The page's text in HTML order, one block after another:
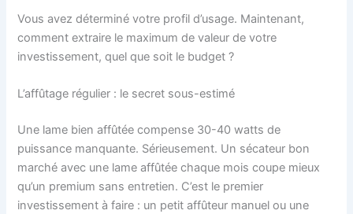
Vous avez déterminé votre profil d’usage. Maintenant,
comment extraire le maximum de valeur de votre
investissement, quel que soit le budget ?
L’affûtage régulier : le secret sous-estimé
Une lame bien affûtée compense 30-40 watts de
puissance manquante. Sérieusement. Un sécateur bon
marché avec une lame affûtée chaque mois coupe mieux
qu’un premium sans entretien. C’est le premier
investissement à faire : un petit affûteur manuel ou une